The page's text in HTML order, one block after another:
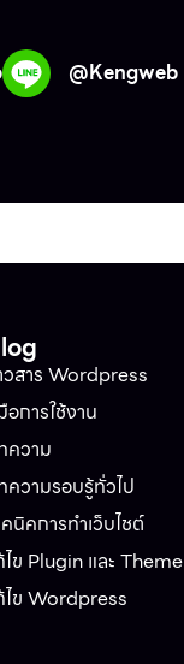
@Kengweb
วสาร Wordpress
อการใช้งาน
ความ
ความรอบรู้ทั่วไป
คนิคการทำเว็บไชต์
ไข Plugin และ Theme
ไข Wordpress